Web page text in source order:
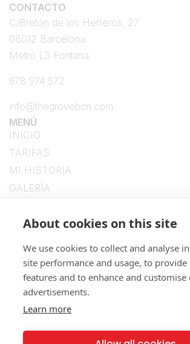
CONTACTO
C/Bretón de los Herreros, 27
08012 Barcelona
Metro L3 Fontana
678 974 572
info@thegrovebcn.com
MENÚ
INICIO
TARIFAS
MI HISTORIA
GALERÍA
SíGUENOS
NUESTRAS POLÍTICAS
About cookies on this site
We use cookies to collect and analyse
site performance and usage, to provide
features and to enhance and customise
advertisements.
Learn more